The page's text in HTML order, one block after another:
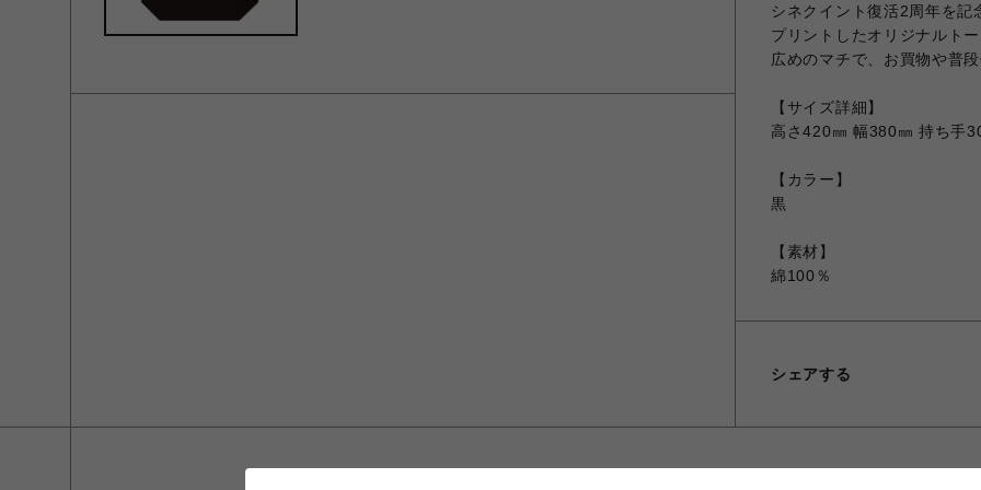
シネクイント復活2周年を
プリントしたオリジナルト
広めのマチで、お買物や普
【サイズ詳細】
高さ420㎜ 幅380㎜ 持ち手
【カラー】
黒
【素材】
綿100％
シェアする